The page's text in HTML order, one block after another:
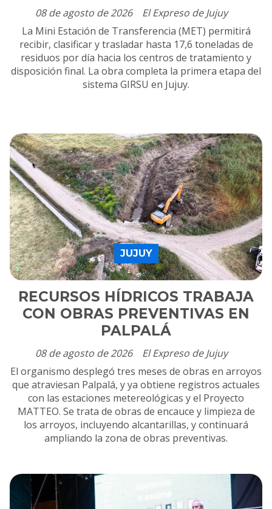
El Expreso de Jujuy
08 de agosto de 2026
La Mini Estación de Transferencia (MET) permitirá
recibir, clasificar y trasladar hasta 17,6 toneladas de
residuos por día hacia los centros de tratamiento y
disposición final. La obra completa la primera etapa del
sistema GIRSU en Jujuy.
RECURSOS HÍDRICOS TRABAJA
CON OBRAS PREVENTIVAS EN
PALPALÁ
El Expreso de Jujuy
JUJUY
08 de agosto de 2026
El organismo desplegó tres meses de obras en arroyos
que atraviesan Palpalá, y ya obtiene registros actuales
con las estaciones metereológicas y el Proyecto
MATTEO. Se trata de obras de encauce y limpieza de
los arroyos, incluyendo alcantarillas, y continuará
ampliando la zona de obras preventivas.